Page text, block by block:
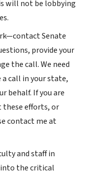
will not be lobbying
Senate
provide your
the call. We need
call in your state,
behalf. If you are
these efforts, or
contact me at
and staff in
into the critical